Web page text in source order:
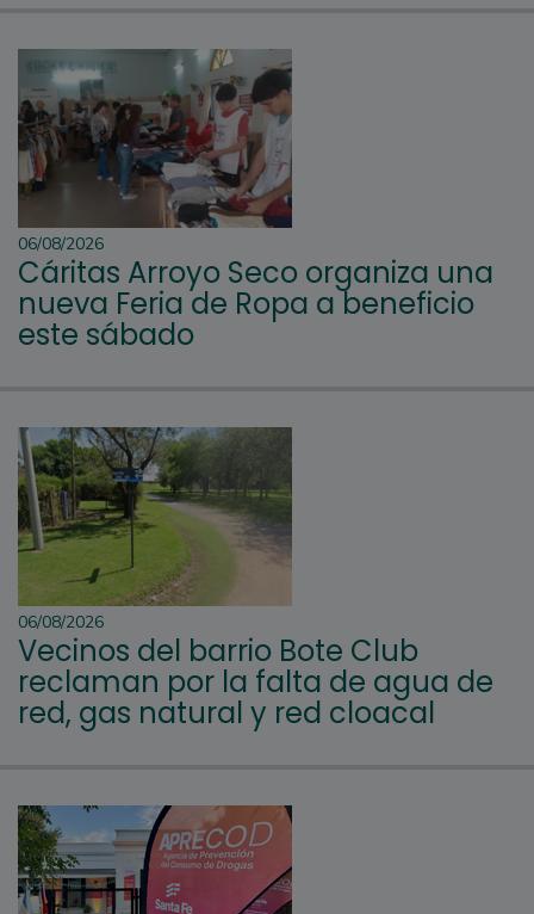
06/08/2026
Cáritas Arroyo Seco organiza una
nueva Feria de Ropa a beneficio
este sábado
06/08/2026
Vecinos del barrio Bote Club
reclaman por la falta de agua de
red, gas natural y red cloacal